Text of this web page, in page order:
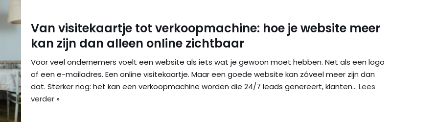
Van visitekaartje tot verkoopmachine: hoe je website meer
kan zijn dan alleen online zichtbaar
Voor veel ondernemers voelt een website als iets wat je gewoon moet hebben. Net als een logo
of een e-mailadres. Een online visitekaartje. Maar een goede website kan zóveel meer zijn dan
dat. Sterker nog: het kan een verkoopmachine worden die 24/7 leads genereert, klanten… Lees
verder »